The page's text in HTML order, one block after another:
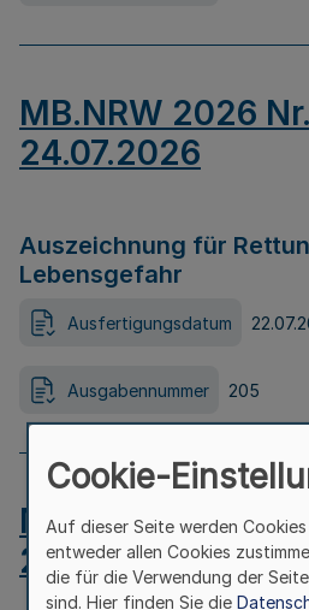
MB.NRW 2026
24.07.2026
Auszeichnung für
Lebensgefahr
Ausfertigungsdatum
Ausgabennummer 205
MB.NRW 2026
24.07.2026
Cookie-
Auf dieser Seite werden
entweder allen Cookies
die für die Verwendung der
sind. Hier finden Sie die